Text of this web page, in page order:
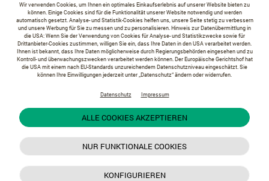
Wir verwenden Cookies, um Ihnen ein optimales Einkaufserlebnis auf unserer Website bieten zu
können. Einige Cookies sind für die Funktionalität unserer Website notwendig und werden
automatisch gesetzt. Analyse- und Statistik-Cookies helfen uns, unsere Seite stetig zu verbessern
und unsere Werbung für Sie zu messen und zu personalisieren. Hinweis zur Datenübermittlung in
die USA: Wenn Sie der Verwendung von Cookies für Analyse- und Statistikzwecke sowie für
Drittanbieter-Cookies zustimmen, willigen Sie ein, dass Ihre Daten in den USA verarbeitet werden.
Ihnen ist bekannt, dass Ihre Daten möglicherweise durch Regierungsbehörden eingesehen und zu
Kontroll- und überwachungszwecken verarbeitet werden können. Der Europäische Gerichtshof hat
die USA mit einem nach EU-Standards unzureichendem Datenschutzniveau eingeschätzt. Sie
können Ihre Einwilligungen jederzeit unter „Datenschutz“ ändern oder widerrufen.
Datenschutz Impressum
ALLE COOKIES AKZEPTIEREN
NUR FUNKTIONALE COOKIES
KONFIGURIEREN